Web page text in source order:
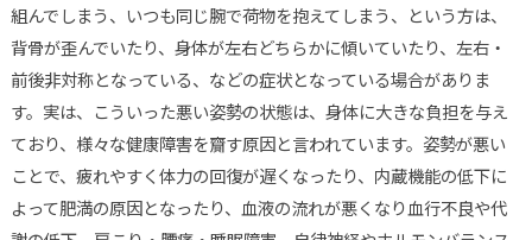
組んでしまう、いつも同じ腕で荷物を抱えてしまう、という方は、
背骨が歪んでいたり、身体が左右どちらかに傾いていたり、左右・
前後非対称となっている、などの症状となっている場合がありま
す。実は、こういった悪い姿勢の状態は、身体に大きな負担を与え
ており、様々な健康障害を齎す原因と言われています。姿勢が悪い
ことで、疲れやすく体力の回復が遅くなったり、内蔵機能の低下に
よって肥満の原因となったり、血液の流れが悪くなり血行不良や代